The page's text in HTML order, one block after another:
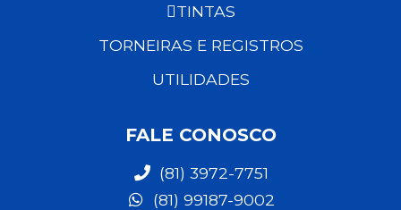
TINTAS
TORNEIRAS E REGISTROS
UTILIDADES
FALE CONOSCO
(81) 3972-7751
(81) 99187-9002